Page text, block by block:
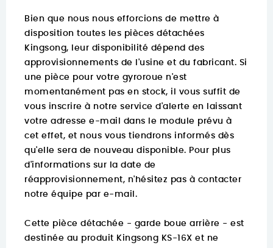
Bien que nous nous efforcions de mettre à
disposition toutes les pièces détachées
Kingsong, leur disponibilité dépend des
approvisionnements de l'usine et du fabricant. Si
une pièce pour votre gyroroue n'est
momentanément pas en stock, il vous suffit de
vous inscrire à notre service d'alerte en laissant
votre adresse e-mail dans le module prévu à
cet effet, et nous vous tiendrons informés dès
qu'elle sera de nouveau disponible. Pour plus
d'informations sur la date de
réapprovisionnement, n'hésitez pas à contacter
notre équipe par e-mail.
Cette pièce détachée - garde boue arrière - est
destinée au produit Kingsong KS-16X et ne